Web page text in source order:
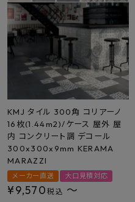
KMJ タイル 300角 コリアーノ
16枚(1.44m2)/ケース 屋外 屋
内 コンクリート調 デコール
300x300x9mm KERAMA
MARAZZI
メーカー直送 大口見積対応
¥9,570 税込 〜